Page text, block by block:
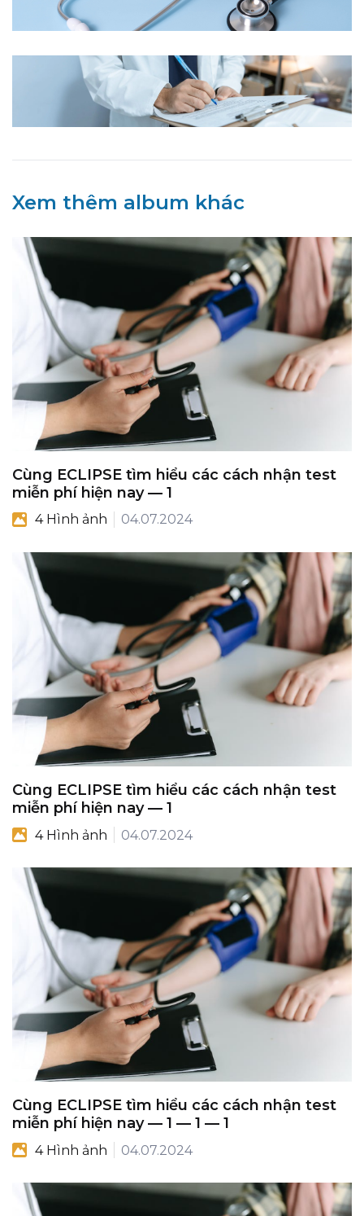
Xem thêm album khác
Cùng ECLIPSE tìm hiểu các cách nhận test
miễn phí hiện nay — 1
4 Hình ảnh 04.07.2024
Cùng ECLIPSE tìm hiểu các cách nhận test
miễn phí hiện nay — 1
4 Hình ảnh 04.07.2024
Cùng ECLIPSE tìm hiểu các cách nhận test
miễn phí hiện nay — 1 — 1 — 1
4 Hình ảnh 04.07.2024